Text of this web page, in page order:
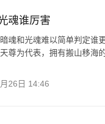
魂谁厉害
魂和光魂难以简单判定谁
尊为代表，拥有搬山移海
26日 14:46